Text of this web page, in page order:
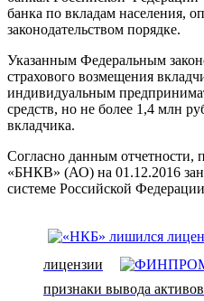
банка по вкладам населения,
законодательством порядке.
Указанным Федеральным
страхового возмещения
индивидуальным
средств, но не более 1,4 млн
вкладчика.
Согласно данным отчетности,
«БНКВ» (АО) на 01.12.2016
системе Российской
лицензии
признаки вывода